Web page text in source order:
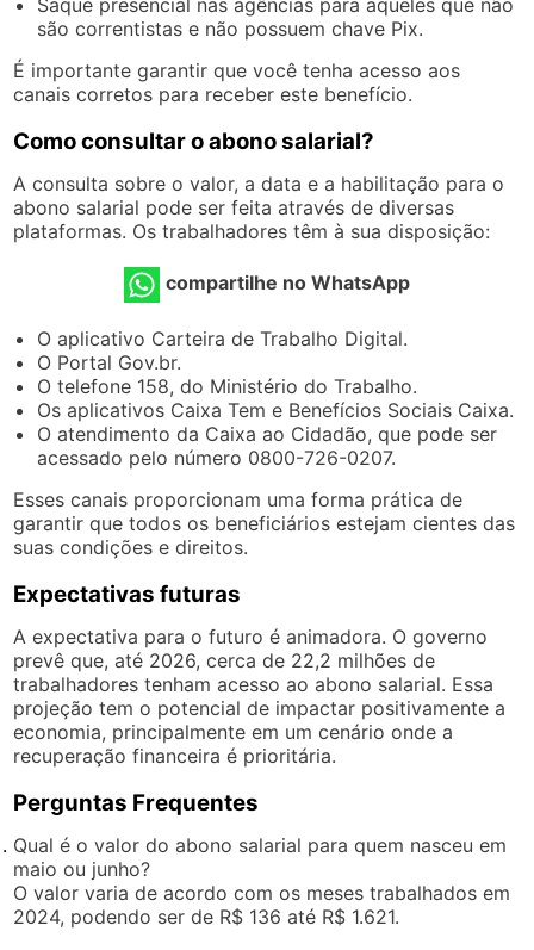
são correntistas e não possuem chave Pix.
É importante garantir que você tenha acesso aos
canais corretos para receber este benefício.
Como consultar o abono salarial?
A consulta sobre o valor, a data e a habilitação para o
abono salarial pode ser feita através de diversas
plataformas. Os trabalhadores têm à sua disposição:
compartilhe no WhatsApp
O aplicativo Carteira de Trabalho Digital.
O Portal Gov.br.
O telefone 158, do Ministério do Trabalho.
Os aplicativos Caixa Tem e Benefícios Sociais Caixa.
O atendimento da Caixa ao Cidadão, que pode ser
acessado pelo número 0800-726-0207.
Esses canais proporcionam uma forma prática de
garantir que todos os beneficiários estejam cientes das
suas condições e direitos.
Expectativas futuras
A expectativa para o futuro é animadora. O governo
prevê que, até 2026, cerca de 22,2 milhões de
trabalhadores tenham acesso ao abono salarial. Essa
projeção tem o potencial de impactar positivamente a
economia, principalmente em um cenário onde a
recuperação financeira é prioritária.
Perguntas Frequentes
Qual é o valor do abono salarial para quem nasceu em
maio ou junho?
O valor varia de acordo com os meses trabalhados em
2024, podendo ser de R$ 136 até R$ 1.621.